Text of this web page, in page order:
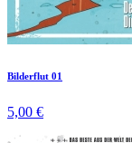
Bilderflut 01
5,00 €